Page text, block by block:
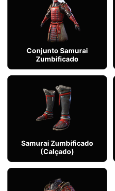
Conjunto Samurai
Zumbificado
Samurai Zumbificado
(Calçado)